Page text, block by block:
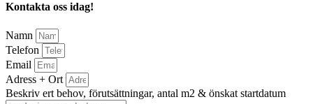
Kontakta oss idag!
Namn
Telefon
Email
Adress + Ort
Beskriv ert behov, förutsättningar, antal m2 & önskat startdatum